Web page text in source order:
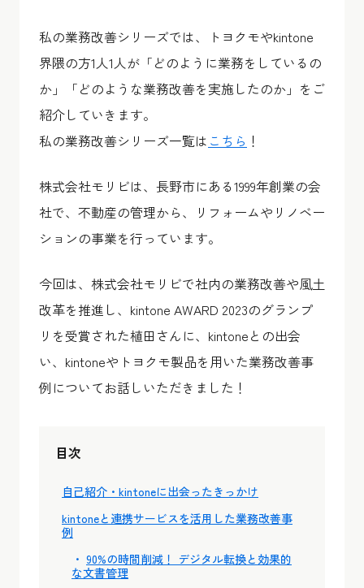
私の業務改善シリーズでは、トヨクモやkintone
界隈の方1人1人が「どのように業務をしているの
か」「どのような業務改善を実施したのか」をご
紹介していきます。
私の業務改善シリーズ一覧は こちら ！
株式会社モリビは、長野市にある1999年創業の会
社で、不動産の管理から、リフォームやリノベー
ションの事業を行っています。
今回は、株式会社モリビで社内の業務改善や風土
改革を推進し、kintone AWARD 2023のグランプ
リを受賞された植田さんに、kintoneとの出会
い、kintoneやトヨクモ製品を用いた業務改善事
例についてお話しいただきました！
目次
自己紹介・kintoneに出会ったきっかけ
kintoneと連携サービスを活用した業務改善事
例
90%の時間削減！ デジタル転換と効果的
な文書管理